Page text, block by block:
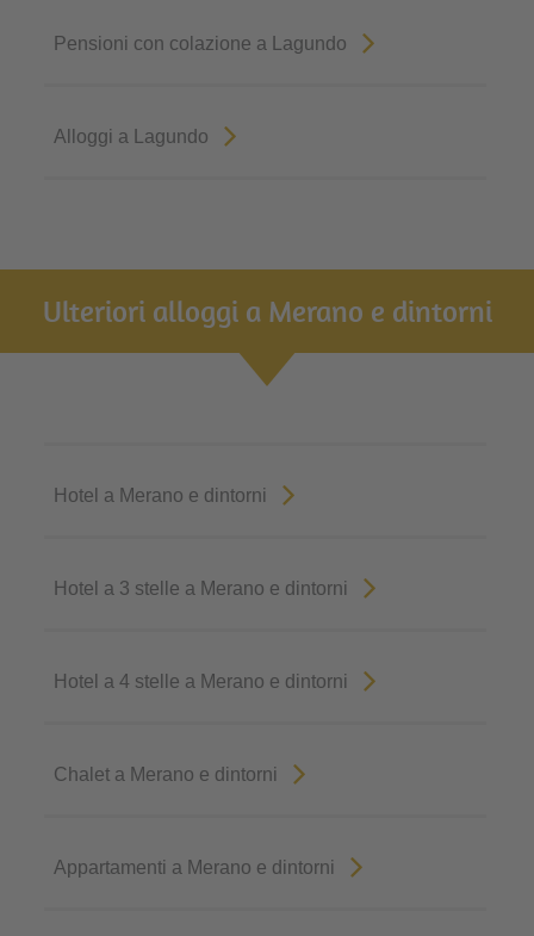
Pensioni con colazione a Lagundo
Alloggi a Lagundo
Ulteriori alloggi a Merano e dintorni
Hotel a Merano e dintorni
Hotel a 3 stelle a Merano e dintorni
Hotel a 4 stelle a Merano e dintorni
Chalet a Merano e dintorni
Appartamenti a Merano e dintorni